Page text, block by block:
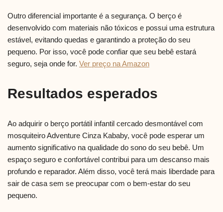
Outro diferencial importante é a segurança. O berço é
desenvolvido com materiais não tóxicos e possui uma estrutura
estável, evitando quedas e garantindo a proteção do seu
pequeno. Por isso, você pode confiar que seu bebê estará
seguro, seja onde for. Ver preço na Amazon
Resultados esperados
Ao adquirir o berço portátil infantil cercado desmontável com
mosquiteiro Adventure Cinza Kababy, você pode esperar um
aumento significativo na qualidade do sono do seu bebê. Um
espaço seguro e confortável contribui para um descanso mais
profundo e reparador. Além disso, você terá mais liberdade para
sair de casa sem se preocupar com o bem-estar do seu
pequeno.